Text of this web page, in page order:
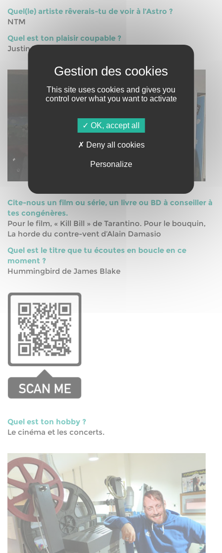
Quel(le) artiste rêverais-tu de voir à l’Astro ?
NTM
Quel est ton plaisir coupable ?
Justin Timberlake et Georges Michael.
Cite-nous un film ou série, un livre ou BD à conseiller à
tes congénères.
Pour le film, « Kill Bill » de Tarantino. Pour le bouquin,
La horde du contre-vent d’Alain Damasio
Quel est le titre que tu écoutes en boucle en ce
moment ?
Hummingbird de James Blake
Quel est ton hobby ?
Le cinéma et les concerts.
This site uses cookies and gives you
control over what you want to activate
OK, accept all
Deny all cookies
Personalize